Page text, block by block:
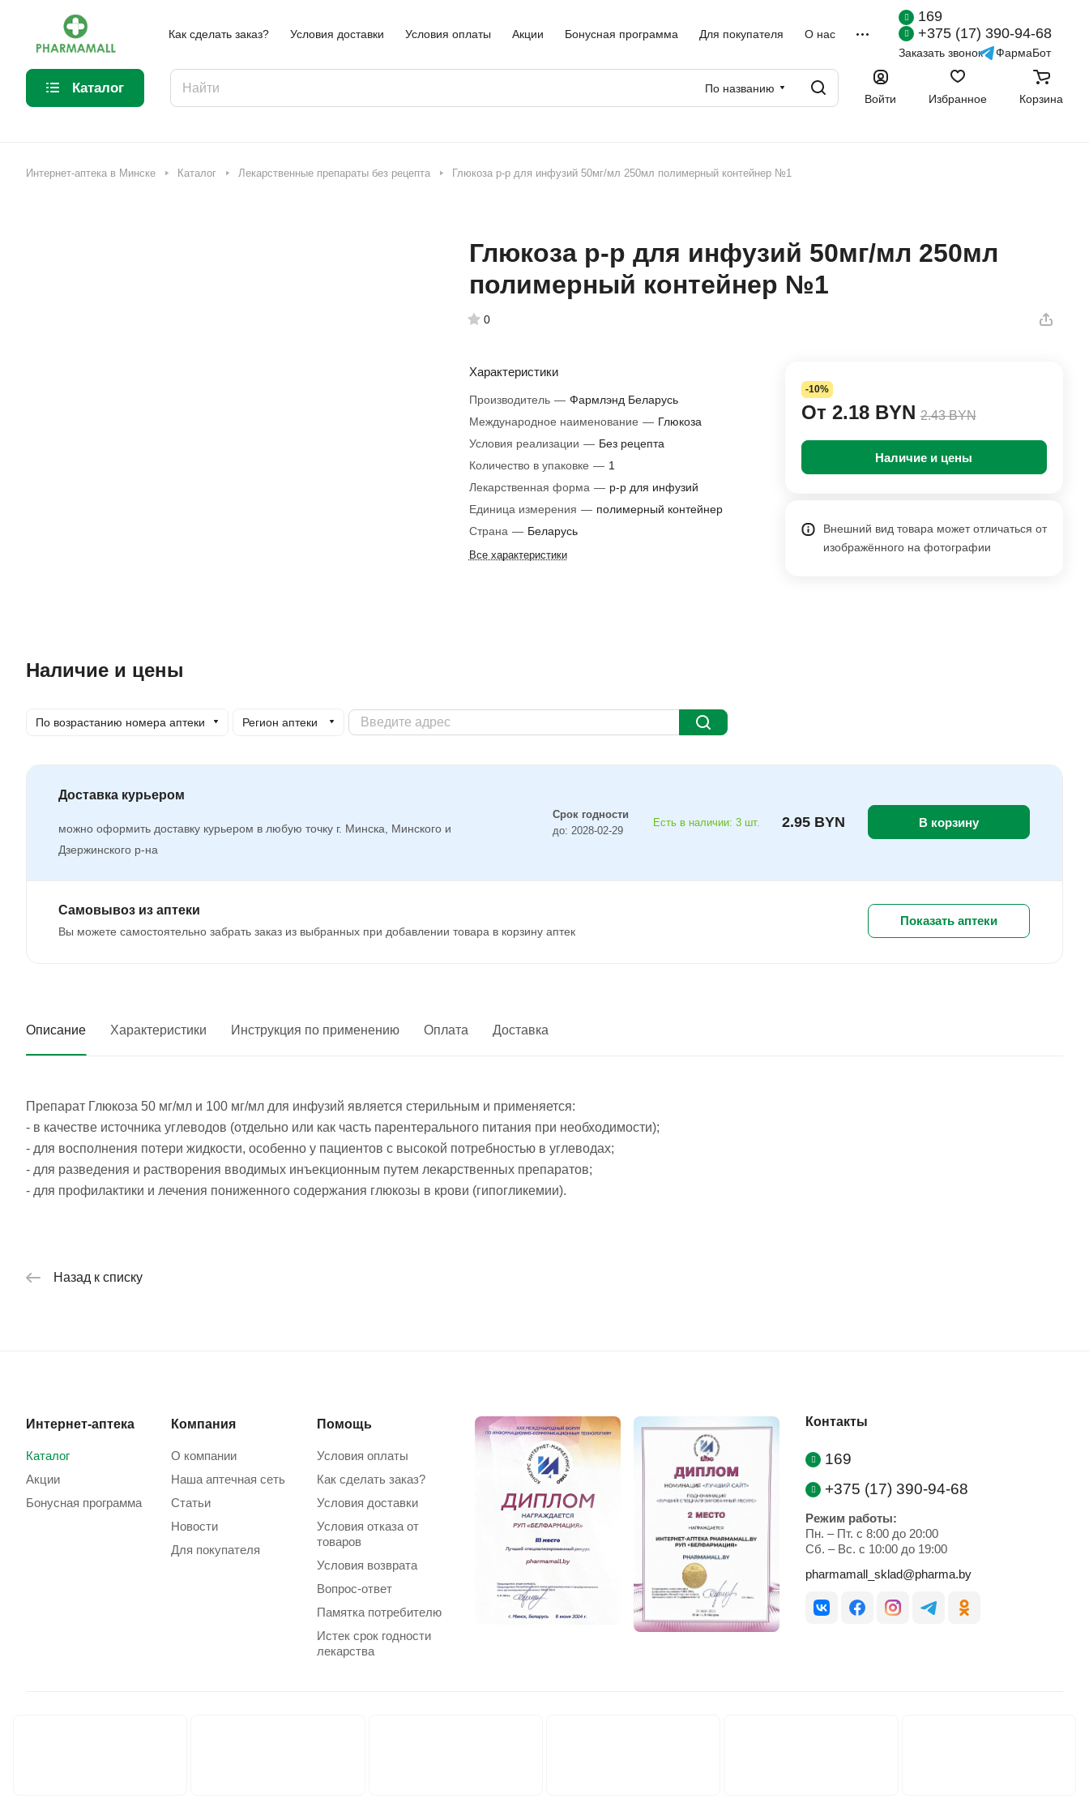
Как сделать заказ? Условия доставки Условия оплаты Акции Бонусная программа Для покупателя О нас
169
+375 (17) 390-94-68
Заказать звонок ФармаБот
Каталог
По названию
Войти
Избранное Корзина
Интернет-аптека в Минске Каталог Лекарственные препараты без рецепта Глюкоза р-р для инфузий 50мг/мл 250мл полимерный контейнер №1
Глюкоза р-р для инфузий 50мг/мл 250мл
полимерный контейнер №1
0
Характеристики
Производитель — Фармлэнд Беларусь
Международное наименование — Глюкоза
Условия реализации — Без рецепта
Количество в упаковке — 1
Лекарственная форма — р-р для инфузий
Единица измерения — полимерный контейнер
Страна — Беларусь
Все характеристики
-10%
От 2.18 BYN 2.43 BYN
Наличие и цены
Внешний вид товара может отличаться от
изображённого на фотографии
Наличие и цены
По возрастанию номера аптеки Регион аптеки
Доставка курьером
можно оформить доставку курьером в любую точку г. Минска, Минского и
Дзержинского р-на
Срок годности
до: 2028-02-29
Есть в наличии: 3 шт. 2.95 BYN В корзину
Самовывоз из аптеки
Вы можете самостоятельно забрать заказ из выбранных при добавлении товара в корзину аптек
Показать аптеки
Описание Характеристики Инструкция по применению Оплата Доставка
Препарат Глюкоза 50 мг/мл и 100 мг/мл для инфузий является стерильным и применяется:
- в качестве источника углеводов (отдельно или как часть парентерального питания при необходимости);
- для восполнения потери жидкости, особенно у пациентов с высокой потребностью в углеводах;
- для разведения и растворения вводимых инъекционным путем лекарственных препаратов;
- для профилактики и лечения пониженного содержания глюкозы в крови (гипогликемии).
Назад к списку
Интернет-аптека
Каталог
Акции
Бонусная программа
Компания
О компании
Наша аптечная сеть
Статьи
Новости
Для покупателя
Помощь
Условия оплаты
Как сделать заказ?
Условия доставки
Условия отказа от
товаров
Условия возврата
Вопрос-ответ
Памятка потребителю
Истек срок годности
лекарства
Контакты
169
+375 (17) 390-94-68
Режим работы:
Пн. – Пт. с 8:00 до 20:00
Cб. – Вс. с 10:00 до 19:00
pharmamall_sklad@pharma.by